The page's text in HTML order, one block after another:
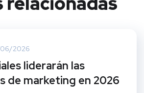
06/2026
liderarán las
de marketing en 2026